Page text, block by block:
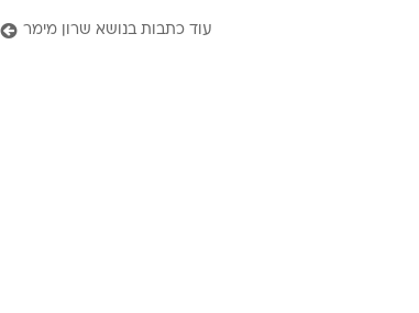
עוד כתבות בנושא שרון מימר